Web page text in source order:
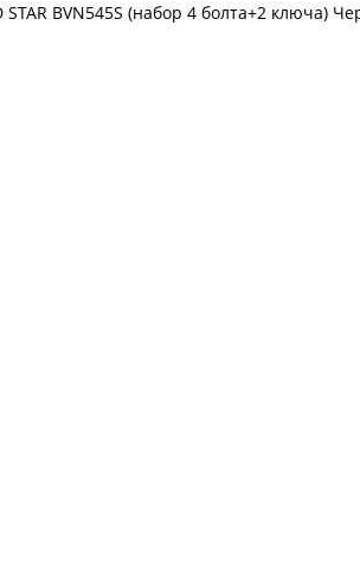
BVN545S (набор 4 болта+2 ключа)